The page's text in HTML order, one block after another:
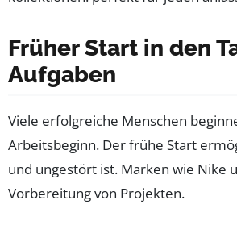
Früher Start in den
Aufgaben
Viele erfolgreiche Menschen
Arbeitsbeginn. Der frühe Start
und ungestört ist. Marken wie Nike
Vorbereitung von Projekten.